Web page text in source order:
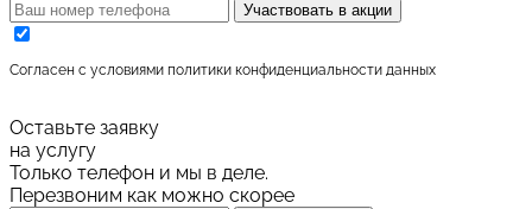
Участвовать в акции
Cогласен с условиями политики конфиденциальности данных
Оставьте заявку
на услугу
Только телефон и мы в деле.
Перезвоним как можно скорее